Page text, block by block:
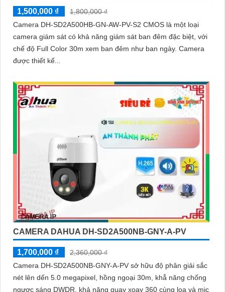
1,500,000 ₫
1,800,000 ₫
Camera DH-SD2A500HB-GN-AW-PV-S2 CMOS là một loại
camera giám sát có khả năng giám sát ban đêm đặc biệt, với
chế độ Full Color 30m xem ban đêm như ban ngày. Camera
được thiết kế...
CAMERA DAHUA DH-SD2A500NB-GNY-A-PV
1,700,000 ₫
2,360,000 ₫
Camera DH-SD2A500NB-GNY-A-PV sở hữu độ phân giải sắc
nét lên dến 5.0 megapixel, hồng ngoại 30m, khẳ năng chống
ngược sáng DWDR, khả năng quay xoay 360 cùng loa và mic